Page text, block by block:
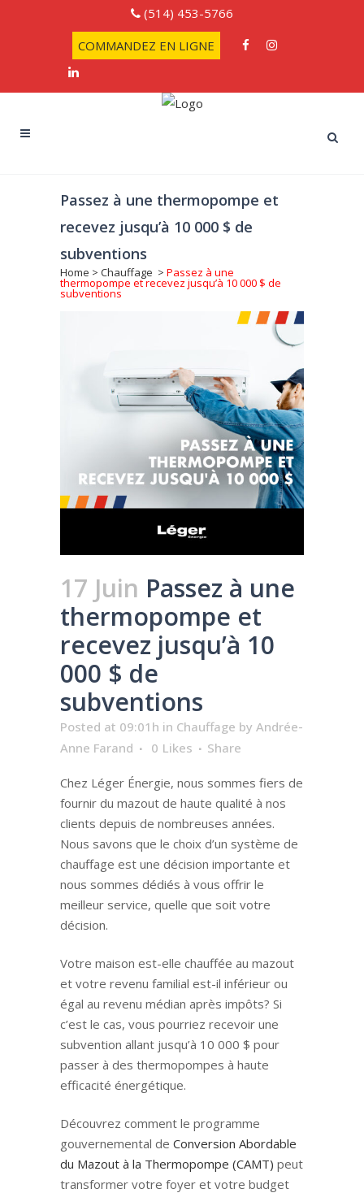
(514) 453-5766
COMMANDEZ EN LIGNE
Passez à une thermopompe et
recevez jusqu’à 10 000 $ de
subventions
Home > Chauffage > Passez à une
thermopompe et recevez jusqu’à 10 000 $ de
subventions
17 Juin Passez à une
thermopompe et
recevez jusqu’à 10
000 $ de
subventions
Posted at 09:01h in Chauffage by Andrée-
Anne Farand
0 Likes Share
Chez Léger Énergie, nous sommes fiers de
fournir du mazout de haute qualité à nos
clients depuis de nombreuses années.
Nous savons que le choix d’un système de
chauffage est une décision importante et
nous sommes dédiés à vous offrir le
meilleur service, quelle que soit votre
décision.
Votre maison est-elle chauffée au mazout
et votre revenu familial est-il inférieur ou
égal au revenu médian après impôts? Si
c’est le cas, vous pourriez recevoir une
subvention allant jusqu’à 10 000 $ pour
passer à des thermopompes à haute
efficacité énergétique.
Découvrez comment le programme
gouvernemental de Conversion Abordable
du Mazout à la Thermopompe (CAMT) peut
transformer votre foyer et votre budget